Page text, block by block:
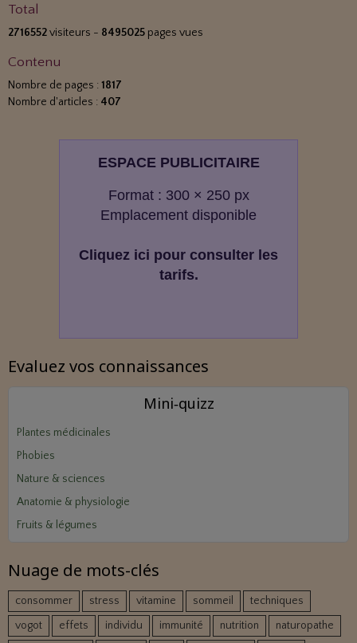
Total
2716552visiteurs - 8495025 pages vues
Contenu
Nombre de pages : 1817
Nombre d'articles : 407
ESPACE PUBLICITAIRE
Format : 300 × 250 px
Emplacement disponible
Cliquez ici pour consulter les
tarifs.
Evaluez vos connaissances
Mini‑quizz
Plantes médicinales
Phobies
Nature & sciences
Anatomie & physiologie
Fruits & légumes
Nuage de mots-clés
consommer stress vitamine sommeil
techniques
vogot
effets individu immunité nutrition
naturopathe